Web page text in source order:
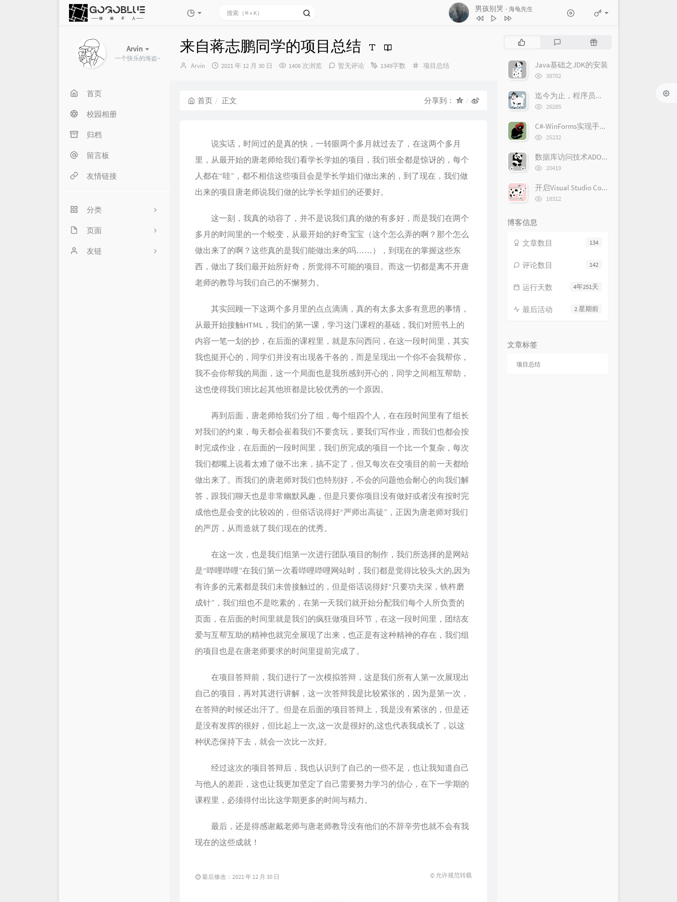
男孩别哭 - 海龟先生
3 世界赠予我的 王菲
魏晨 / 魏大勋 / 白敬亭
当你孤单你会想起谁 张栋梁
9 西厢 后弦
Arvin
一个快乐的海盗~
首页
校园相册
归档
留言板
友情链接
分类
日常
软件开发
页面
留言板
友链
来自蒋志鹏同学的项目总结
博
Arvin
发
2021 年 12 月 30 日 1406 次浏览 暂无评论 1349字数
分
项目总结
首页 正文 分享到：
说实话，时间过的是真的快，一转眼两个多月就过去了，在这两个多月
里，从最开始的唐老师给我们看学长学姐的项目，我们班全都是惊讶的，每个
人都在“哇”，都不相信这些项目会是学长学姐们做出来的，到了现在，我们做
出来的项目唐老师说我们做的比学长学姐们的还要好。
这一刻，我真的动容了，并不是说我们真的做的有多好，而是我们在两个
多月的时间里的一个蜕变，从最开始的好奇宝宝（这个怎么弄的啊？那个怎么
做出来了的啊？这些真的是我们能做出来的吗……），到现在的掌握这些东
西，做出了我们最开始所好奇，所觉得不可能的项目。而这一切都是离不开唐
老师的教导与我们自己的不懈努力。
其实回顾一下这两个多月里的点点滴滴，真的有太多太多有意思的事情，
从最开始接触HTML，我们的第一课，学习这门课程的基础，我们对照书上的
内容一笔一划的抄，在后面的课程里，就是东问西问，在这一段时间里，其实
我也挺开心的，同学们并没有出现各干各的，而是呈现出一个你不会我帮你，
我不会你帮我的局面，这一个局面也是我所感到开心的，同学之间相互帮助，
这也使得我们班比起其他班都是比较优秀的一个原因。
再到后面，唐老师给我们分了组，每个组四个人，在在段时间里有了组长
对我们的约束，每天都会崔着我们不要贪玩，要我们写作业，而我们也都会按
时完成作业，在后面的一段时间里，我们所完成的项目一个比一个复杂，每次
我们都嘴上说着太难了做不出来，搞不定了，但又每次在交项目的前一天都给
做出来了。而我们的唐老师对我们也特别好，不会的问题他会耐心的向我们解
答，跟我们聊天也是非常幽默风趣，但是只要你项目没有做好或者没有按时完
成他也是会变的比较凶的，但俗话说得好“严师出高徒”，正因为唐老师对我们
的严厉，从而造就了我们现在的优秀。
在这一次，也是我们组第一次进行团队项目的制作，我们所选择的是网站
是“哔哩哔哩”在我们第一次看哔哩哔哩网站时，我们都是觉得比较头大的,因为
有许多的元素都是我们未曾接触过的，但是俗话说得好“只要功夫深，铁杵磨
成针”，我们组也不是吃素的，在第一天我们就开始分配我们每个人所负责的
页面，在后面的时间里就是我们的疯狂做项目环节，在这一段时间里，团结友
爱与互帮互助的精神也就完全展现了出来，也正是有这种精神的存在，我们组
的项目也是在唐老师要求的时间里提前完成了。
在项目答辩前，我们进行了一次模拟答辩，这是我们所有人第一次展现出
自己的项目，再对其进行讲解，这一次答辩我是比较紧张的，因为是第一次，
在答辩的时候还出汗了。但是在后面的项目答辩上，我是没有紧张的，但是还
是没有发挥的很好，但比起上一次,这一次是很好的,这也代表我成长了，以这
种状态保持下去，就会一次比一次好。
经过这次的项目答辩后，我也认识到了自己的一些不足，也让我知道自己
与他人的差距，这也让我更加坚定了自己需要努力学习的信心，在下一学期的
课程里，必须得付出比这学期更多的时间与精力。
最后，还是得感谢戴老师与唐老师教导没有他们的不辞辛劳也就不会有我
现在的这些成就！
最后修改：2021 年 12 月 30 日 © 允许规范转载
文
评
论
随
文
Java基础之JDK的安装
浏
次
数:
38702
迄今为止，程序员最佳输入法非Rime莫属
浏
次
数:
26285
C#-WinForms实现手写板
浏
次
数:
25232
数据库访问技术ADO.NET
浏
次
数:
20419
开启Visual Studio Code编写jQuery语法提示
浏
18312
博客信息
134
文章数目
142
评论数目
4年251天
运行天数
2 星期前
最后活动
文章标签
项目总结